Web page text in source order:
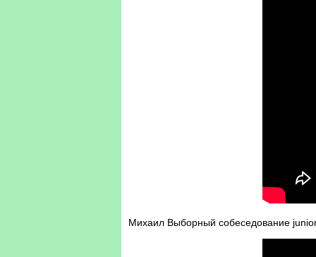
Михаил Выборный собеседование